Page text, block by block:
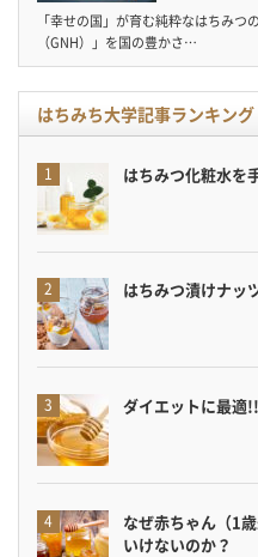
「幸せの国」が育む純粋なはちみ
（GNH）」を国の豊かさ…
はちみち大学記事ランキング
はちみつ化粧水を
はちみつ漬けナッ
ダイエットに最適
なぜ赤ちゃん（1
いけないのか？